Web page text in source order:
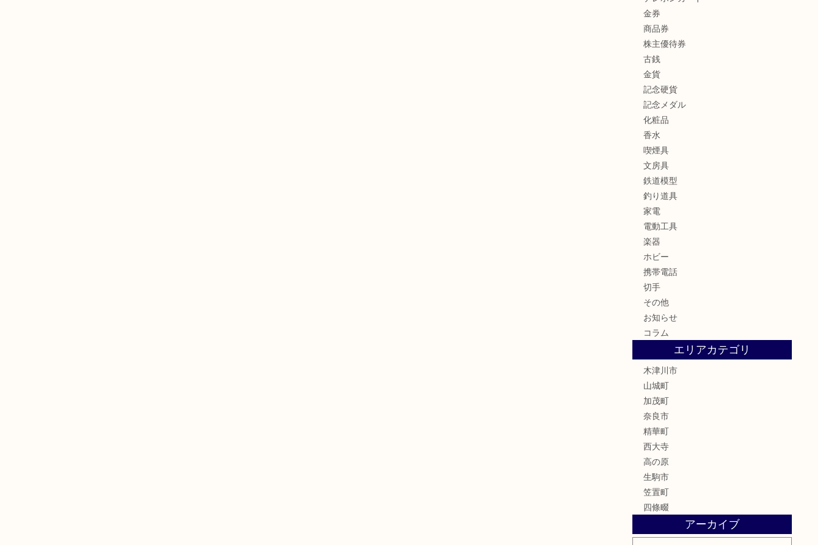
金券
商品券
株主優待券
古銭
金貨
記念硬貨
記念メダル
化粧品
香水
喫煙具
文房具
鉄道模型
釣り道具
家電
電動工具
楽器
ホビー
携帯電話
切手
その他
お知らせ
コラム
エリアカテゴリ
木津川市
山城町
加茂町
奈良市
精華町
西大寺
高の原
生駒市
笠置町
四條畷
アーカイブ